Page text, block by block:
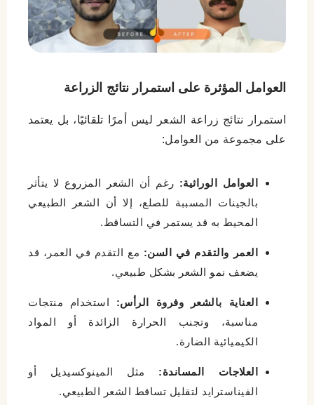
العوامل المؤثرة على استمرار نتائج الزراعة
استمرار نتائج زراعة الشعر ليس أمرًا تلقائيًا، بل يعتمد
على مجموعة من العوامل:
العوامل الوراثية: رغم أن الشعر المزروع لا يتأثر
بالجينات المسببة للصلع، إلا أن الشعر الطبيعي
المحيط به قد يستمر في التساقط.
العمر والتقدم في السن: مع التقدم في العمر، قد
يضعف نمو الشعر بشكل طبيعي.
العناية بالشعر وفروة الرأس: استخدام منتجات
مناسبة، وتجنب الحرارة الزائدة أو المواد
الكيميائية الضارة.
العلاجات المساندة: مثل المينوكسيديل أو
الفيناسترايد لتقليل تساقط الشعر الطبيعي.